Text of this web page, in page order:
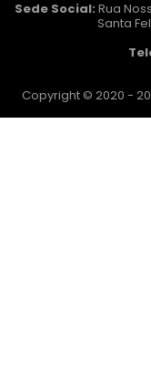
Sede Social: Rua
Santa
Copyright © 2020 -